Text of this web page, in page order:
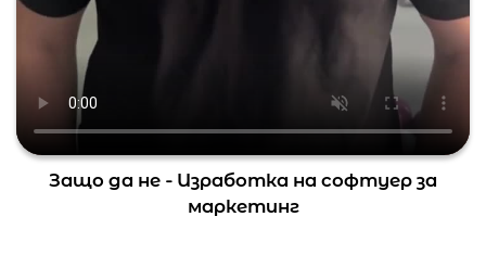
Защо да не - Изработка на софтуер за
маркетинг